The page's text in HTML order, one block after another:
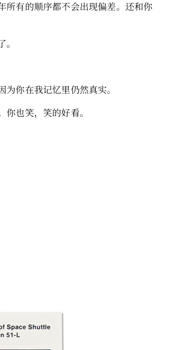
所有的顺序都不会出现偏差。还和你
你在我记忆里仍然真实。
也笑，笑的好看。